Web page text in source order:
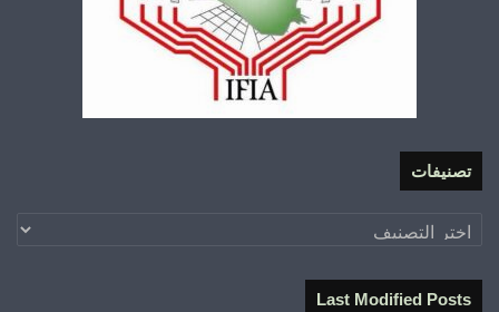
تصنيفات
تصنيفات
Last Modified Posts